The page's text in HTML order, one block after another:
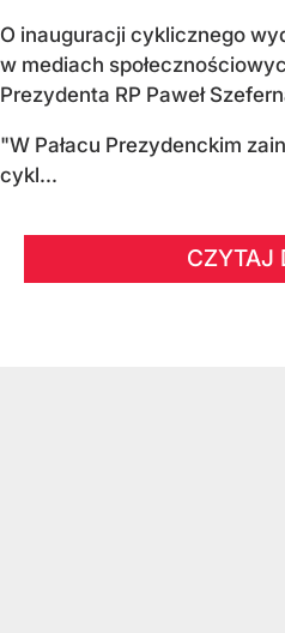
O inauguracji cyklicznego
w mediach
Prezydenta RP Paweł
"W Pałacu Prezydenckim
cykl...
CZYTAJ